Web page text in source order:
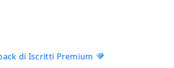
di Iscritti Premium